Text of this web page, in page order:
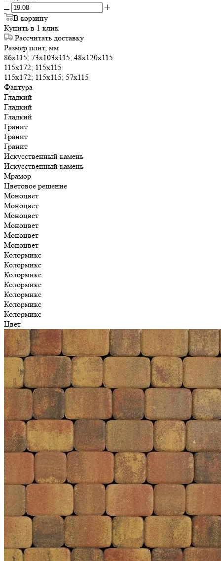
В корзину
Купить в 1 клик
Рассчитать доставку
Размер плит, мм
86х115; 73х103х115; 48х120х115
115х172; 115х115
115х172; 115х115; 57х115
Фактура
Гладкий
Гладкий
Гладкий
Гранит
Гранит
Гранит
Искусственный камень
Искусственный камень
Мрамор
Цветовое решение
Моноцвет
Моноцвет
Моноцвет
Моноцвет
Моноцвет
Моноцвет
Колормикс
Колормикс
Колормикс
Колормикс
Колормикс
Колормикс
Колормикс
Цвет